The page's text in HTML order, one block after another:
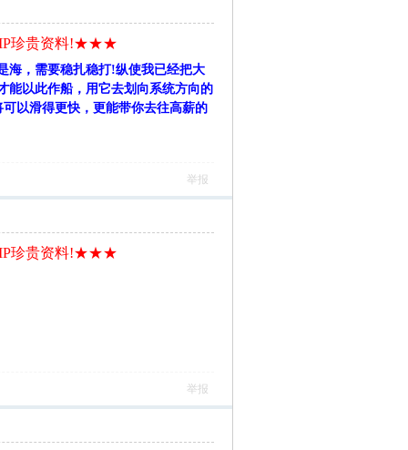
珍贵资料!★★★
海，需要稳扎稳打!纵使我已经把大
能以此作船，用它去划向系统方向的
以滑得更快，更能带你去往高薪的
举报
珍贵资料!★★★
举报